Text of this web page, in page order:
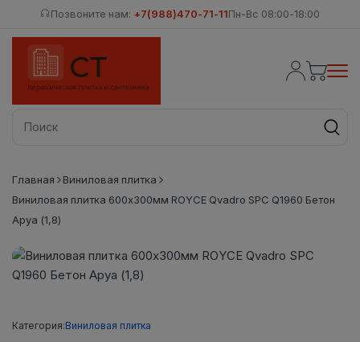
Позвоните нам: +7(988)470-71-11Пн-Вс 08:00-18:00
Главная
Виниловая плитка
Виниловая плитка 600x300мм ROYCE Qvadro SPC Q1960 Бетон
Аруа (1,8)
Категория:Виниловая плитка